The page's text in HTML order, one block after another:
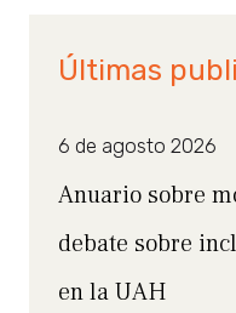
Últimas
6 de agosto 2026
Anuario sobre
debate sobre
en la UAH